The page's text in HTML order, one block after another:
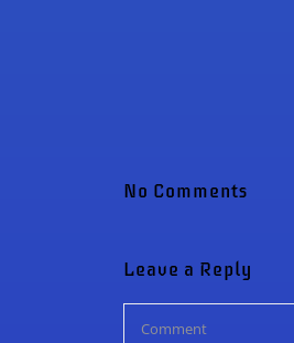
No Comments
Leave a Reply